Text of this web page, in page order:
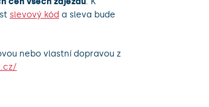
slevový kód a sleva bude
nebo vlastní dopravou z